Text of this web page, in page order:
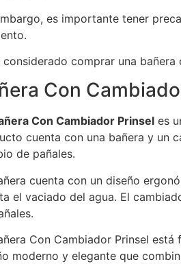
es importante tener
considerado comprar una
Con
Con Cambiador Prinsel es
cuenta con una bañera y un
de pañales.
cuenta con un diseño
el vaciado del agua. El
Con Cambiador Prinsel
moderno y elegante que